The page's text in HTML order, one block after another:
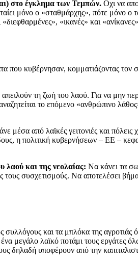
στο έγκλημα των Τεμπών. Οχι να
μόνο ο «σταθμάρχης», πότε μόνο ο
«ικανές» και
κυβέρνησαν, κομματιάζοντας τον
τη ζωή του λαού. Για να μην
το επόμενο «ανθρώπινο
από λαϊκές γειτονιές και πόλεις
η πολιτική κυβερνήσεων – ΕΕ –
λαού και της νεολαίας: Να κάνει τα
συσχετισμούς. Να αποτελέσει
και τα μπλόκα της αγροτιάς
μεγάλο λαϊκό ποτάμι τους εργάτες
δηλαδή υποφέρουν από την